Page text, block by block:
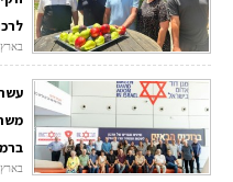
בארץ
בארץ